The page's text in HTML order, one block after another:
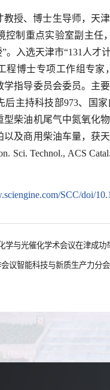
教授、博士生导师，天
控制重点实验室副主任
。入选天津市“131人
程博士专项工作组专
学指导委员会委员。主
后主持科技部973、国
柴油机尾气中氮氧化
及商用柴油车量，获
Sci. Technol., ACS
SCC/doi/
学与光催化学术会议在津成功
议智能科技与新质生产力